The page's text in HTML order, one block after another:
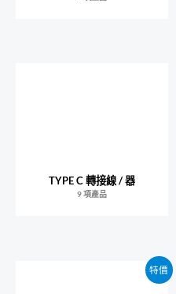
TYPE C 轉接線 / 器
9 項產品
特價